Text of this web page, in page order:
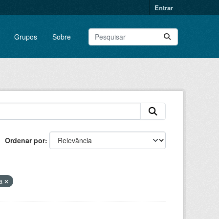
Entrar
Grupos Sobre
Ordenar por